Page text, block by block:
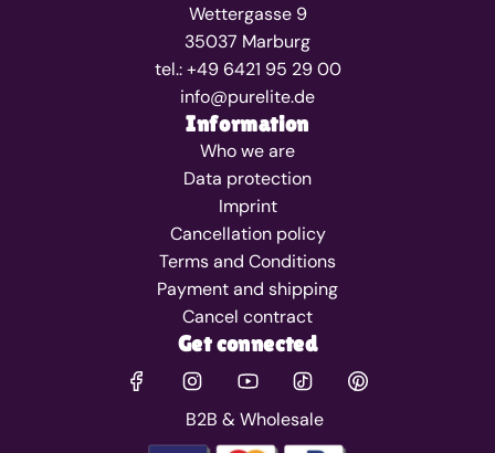
Wettergasse 9
35037 Marburg
tel.: +49 6421 95 29 00
info@purelite.de
Information
Who we are
Data protection
Imprint
Cancellation policy
Terms and Conditions
Payment and shipping
Cancel contract
Get connected
B2B & Wholesale